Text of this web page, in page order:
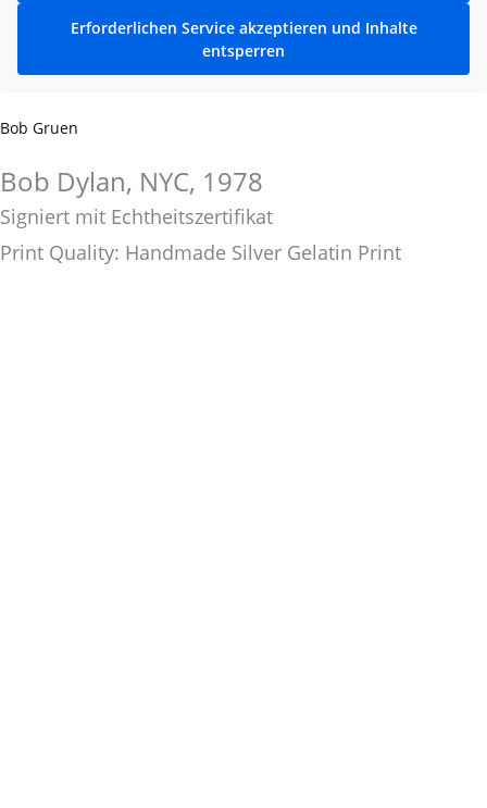
Erforderlichen Service akzeptieren und Inhalte
entsperren
Bob Gruen
Bob Dylan, NYC, 1978
Signiert mit Echtheitszertifikat
Print Quality: Handmade Silver Gelatin Print